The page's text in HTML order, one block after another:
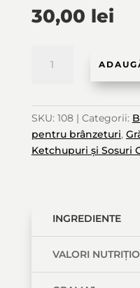
30,00 lei
Cantitate
de
Roșii
SKU: 108 Categorii:
pentru brânzeturi,
Ketchupuri și Sosuri
INGREDIENTE
VALORI